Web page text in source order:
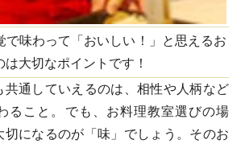
で味わって「おいしい！」と思えるお
大切なポイントです！
共通していえるのは、相性や人柄など
ること。でも、お料理教室選びの場
切になるのが「味」でしょう。そのお